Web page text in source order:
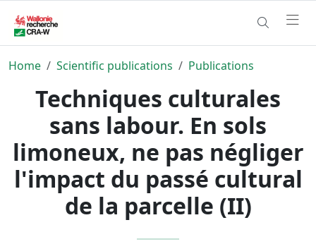
Home Scientific publications Publications
Techniques culturales
sans labour. En sols
limoneux, ne pas négliger
l'impact du passé cultural
de la parcelle (II)